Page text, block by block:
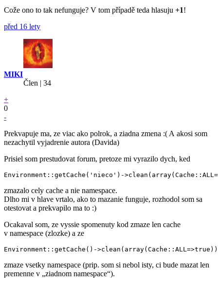
Cože ono to tak nefunguje? V tom případě teda hlasuju +1!
před 16 lety
MIKI
Člen | 34
+
0
-
Prekvapuje ma, ze viac ako polrok, a ziadna zmena :( A akosi som
nezachytil vyjadrenie autora (Davida)
Prisiel som prestudovat forum, pretoze mi vyrazilo dych, ked
zmazalo cely cache a nie namespace.
Dlho mi v hlave vrtalo, ako to mazanie funguje, rozhodol som sa
otestovat a prekvapilo ma to :)
Ocakaval som, ze vyssie spomenuty kod zmaze len cache
v namespace (zlozke) a ze
zmaze vsetky namespace (prip. som si nebol isty, ci bude mazat len
premenne v „ziadnom namespace“).